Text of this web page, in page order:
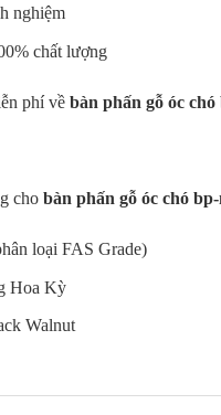
nghiệm
chất lượng
phí về bàn phấn gỗ óc chó
cho bàn phấn gỗ óc chó
loại FAS Grade)
Hoa Kỳ
Walnut